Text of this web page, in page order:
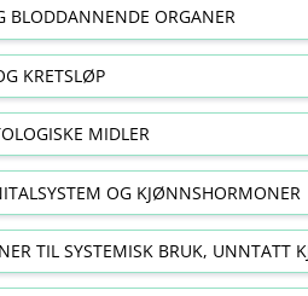
BLODDANNENDE ORGANER
KRETSLØP
MIDLER
OG KJØNNSHORMONER
TIL SYSTEMISK BRUK, UNNTATT